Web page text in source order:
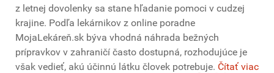
z letnej dovolenky sa stane hľadanie pomoci v cudzej
krajine. Podľa lekárnikov z online poradne
MojaLekáreň.sk býva vhodná náhrada bežných
prípravkov v zahraničí často dostupná, rozhodujúce je
však vedieť, akú účinnú látku človek potrebuje. Čítať viac